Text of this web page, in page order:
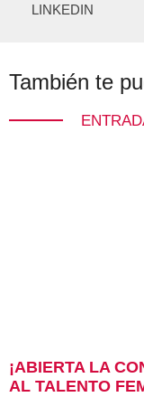
LINKEDIN
También te
¡ABIERTA LA
AL TALENTO